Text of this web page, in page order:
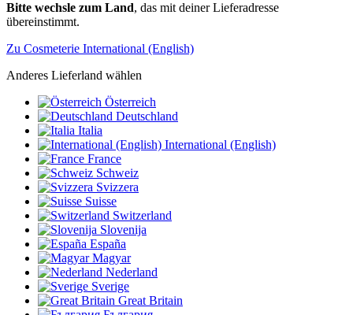
Bitte wechsle zum Land, das mit deiner Lieferadresse
übereinstimmt.
Zu Cosmeterie International (English)
Anderes Lieferland wählen
Österreich
Deutschland
Italia
International (English)
France
Schweiz
Svizzera
Suisse
Switzerland
Slovenija
España
Magyar
Nederland
Sverige
Great Britain